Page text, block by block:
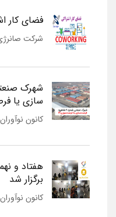
فضای کار
شرکت
سازی یا
کانون
هفتاد و
برگزار شد
کانون